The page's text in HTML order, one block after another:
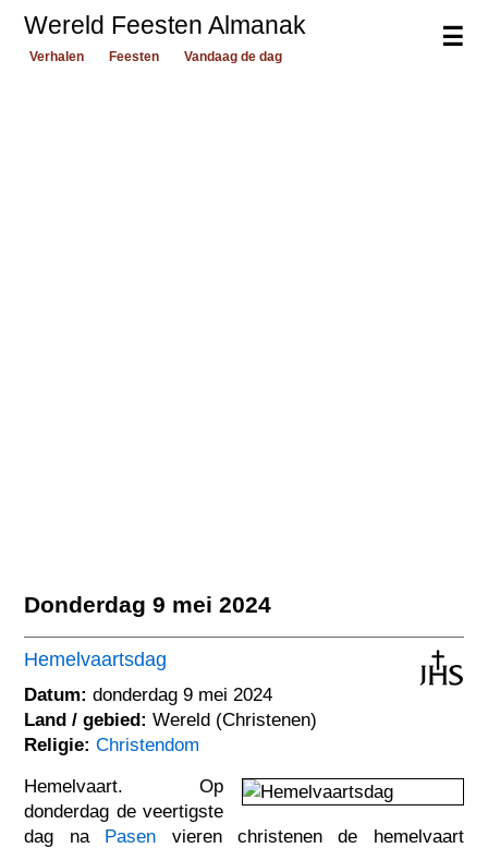
☰
Wereld Feesten Almanak
Verhalen Feesten Vandaag de dag
Donderdag 9 mei 2024
Hemelvaartsdag
Datum: donderdag 9 mei 2024
Land / gebied: Wereld (Christenen)
Religie: Christendom
Hemelvaart. Op
donderdag de veertigste
dag na Pasen vieren christenen de hemelvaart